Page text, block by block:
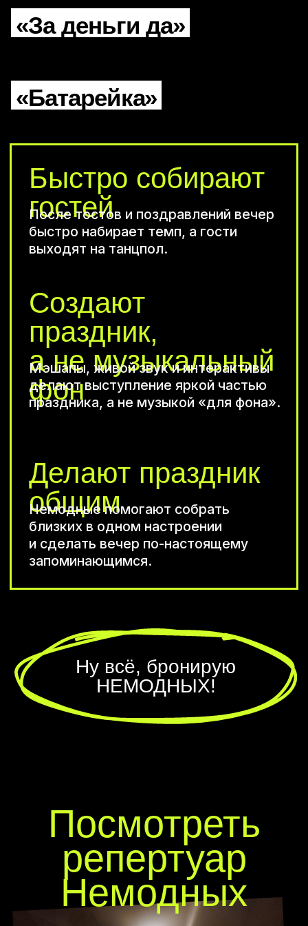
«За деньги да»
«Батарейка»
Обсудим день
рождения
Или решите вопрос еще
быстрее — спросите
нашего бота
Я даюсогласие на обработку
персональных данных
конфиденциальности
Забронить выступление